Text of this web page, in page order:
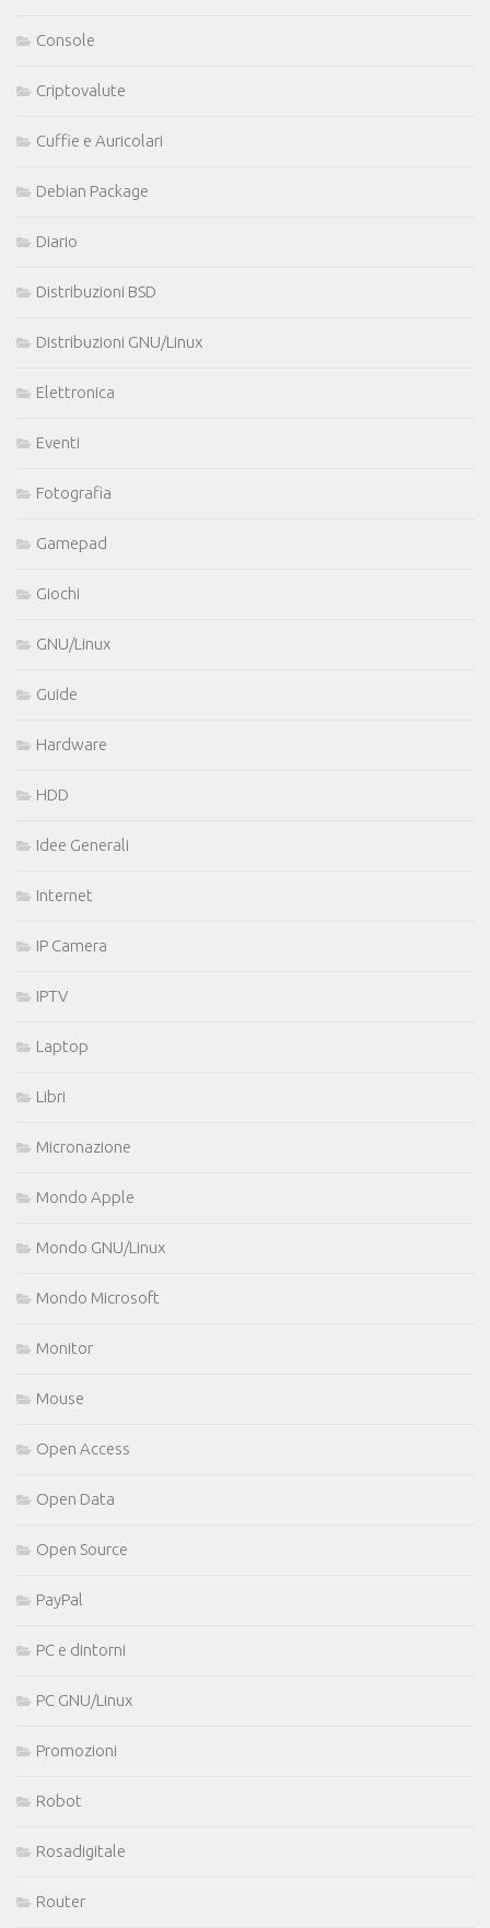
Console
Criptovalute
Cuffie e Auricolari
Debian Package
Diario
Distribuzioni BSD
Distribuzioni GNU/Linux
Elettronica
Eventi
Fotografia
Gamepad
Giochi
GNU/Linux
Guide
Hardware
HDD
Idee Generali
Internet
IP Camera
IPTV
Laptop
Libri
Micronazione
Mondo Apple
Mondo GNU/Linux
Mondo Microsoft
Monitor
Mouse
Open Access
Open Data
Open Source
PayPal
PC e dintorni
PC GNU/Linux
Promozioni
Robot
Rosadigitale
Router